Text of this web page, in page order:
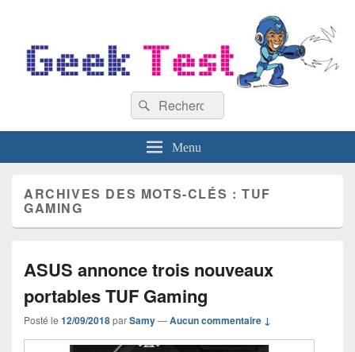
Recherche :
Rechercher
Menu
ARCHIVES DES MOTS-CLÉS :TUF
GAMING
ASUS annonce trois nouveaux
portables TUF Gaming
Posté le 12/09/2018parSamy—Aucun commentaire ↓